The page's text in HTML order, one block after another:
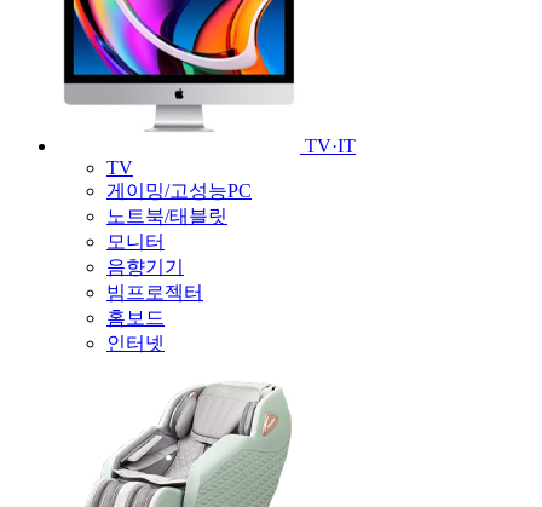
TV·IT
TV
게이밍/고성능PC
노트북/태블릿
모니터
음향기기
빔프로젝터
홈보드
인터넷